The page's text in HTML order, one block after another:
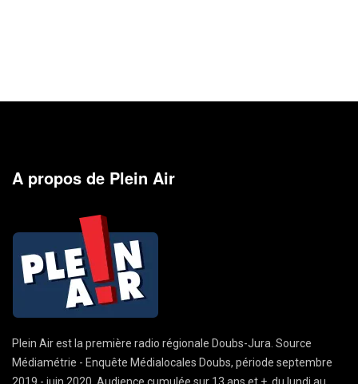
A propos de Plein Air
Plein Air est la première radio régionale Doubs-Jura. Source
Médiamétrie - Enquête Médialocales Doubs, période septembre